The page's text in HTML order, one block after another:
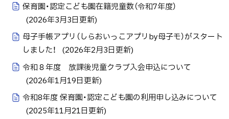
保育園・認定こども園在籍児童数（令和7年度）
(2026年3月3日更新)
母子手帳アプリ（しらおいっこアプリby母子モ）がスタート
しました！
(2026年2月3日更新)
令和８年度 放課後児童クラブ入会申込について
(2026年1月19日更新)
令和8年度 保育園・認定こども園の利用申し込みについて
(2025年11月21日更新)